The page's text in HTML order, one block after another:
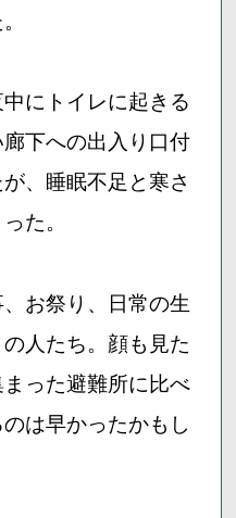
にトイレに起きる
下への出入り口付
、睡眠不足と寒さ
た。
お祭り、日常の生
人たち。顔も見た
った避難所に比べ
は早かったかもし